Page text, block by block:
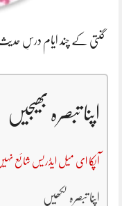
گنتی کے چند ایام درسِ حدیث
اپنا تبصرہ بھیجیں
آپکا ای میل ایڈریس شائع
اپنا تبصرہ لکھیں